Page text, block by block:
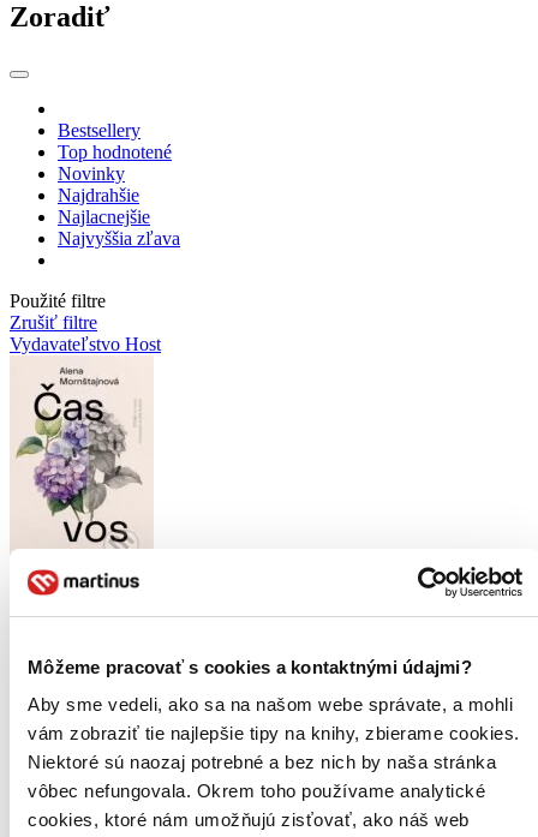
Môžeme pracovať s cookies a kontaktnými údajmi?
Aby sme vedeli, ako sa na našom webe správate, a mohli
vám zobraziť tie najlepšie tipy na knihy, zbierame cookies.
Niektoré sú naozaj potrebné a bez nich by naša stránka
vôbec nefungovala. Okrem toho používame analytické
cookies, ktoré nám umožňujú zisťovať, ako náš web
Zoradiť
Bestsellery
Top hodnotené
Novinky
Najdrahšie
Najlacnejšie
Najvyššia zľava
Použité filtre
Zrušiť filtre
Vydavateľstvo Host